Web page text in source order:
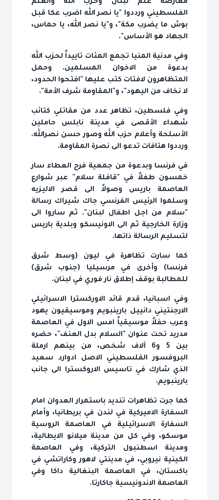
معارضة علم لبنان وحزب الله والعلم
الفلسطيني ورددوا "يا نصر الله اضرب عكا قبل
بوش ما يضرب مكة"، و"يا نصر الله، يا حماس،
الجهاد هو الأساس".
وفي مدنية المنيا تجمع المئات تاييداً لحزب الله
بدعوة من الاخوان المسلمين. وحمل
المتظاهرون لافتات كتب عليها "افتحوا الحدود،
لا نخاف من اليهود"، و"المقاومة شرف الأمة".
وفي فلسطين، تظاهر عدد من مقاتلي كتائب
شهداء الأقصى في مدينة نابلس حاملين
الأسلحة وأعلام حزب الله وصور حسن نصرالله.
ورددوا هتافات تدعو الى نصرة المقاومة.
في فرنسا وبدعوة من جمعية فرح العطاء سار
خمسون طفلاً في "قافلة سلام" عبر شوارع
العاصمة باريس وصولاً الى قصر الاليزيه
وسلموا الرئيس الفرنسي جاك شيراك رسالة
"سلام من اجل اطفال لبنان". ثم ساروا الى
وزارة الخارجية ثم الى الاونيسكو وبلدية باريس
لتسليم الرسالة ذاتها.
كما سارت تظاهرة في ليون (وسط شرق
فرنسا) وأخرى في مرسيليا (جنوب شرق)
للمطالبة بوقف إطلاق نار فوري في لبنان.
وفي اسبانيا، قدم قائد الاوركسترا الاسرائيلي
الارجنتيني دانييل بارينبويم وموسيقيون يهود
وعرب حفلاً موسيقياً امس الاول في العاصمة
مدريد تحت عنوان "السلام بدل العنف"، حضره
بين 5 و6 آلاف شخص، من بينهم ارملة
البروفسور الفلسطيني الاصل ادوارد سعيد
الذي شارك في تاسيس الاروكسترا الى جانب
بارينبويم.
كما جرت تظاهرات تنديد باستمرار العدوان امام
السفارة الاميركية في لندن في بريطانيا، وأمام
السفارة الاسرائيلية في العاصمة الروسية
موسكو، وفي كل من مدينة ميلانو الايطالية،
ومدينة اسطنبول التركية، وفي العاصمة
الكينية نيروبي، في مدينتي لاهور وكاراتشي في
باكستان، في العاصمة البنغالية داكا وفي
العاصمة الاندونيسية جاكارتا.